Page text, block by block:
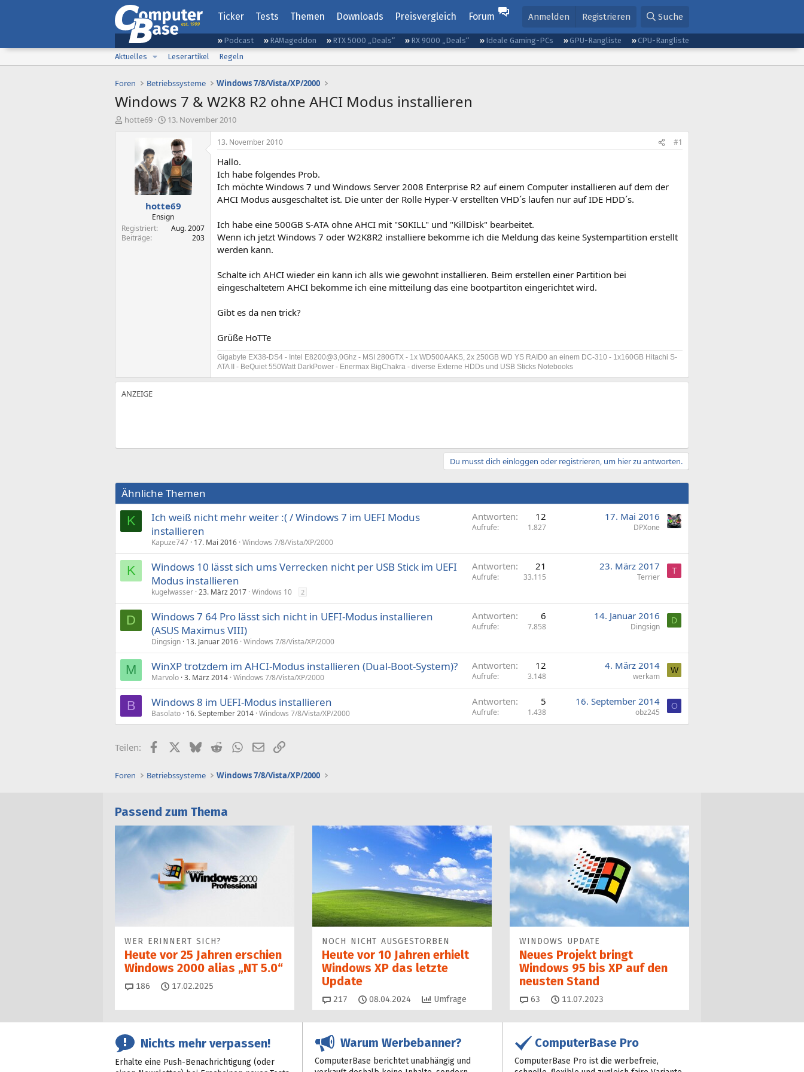
Ticker Tests Themen Downloads Preisvergleich Forum Anmelden Registrieren Suche
Podcast RAMageddon RTX 5000 „Deals“ RX 9000 „Deals“ Ideale Gaming-PCs GPU-Rangliste
CPU-Rangliste
Aktuelles
Leserartikel Regeln
Foren Betriebssysteme Windows 7/8/Vista/XP/2000
Windows 7 & W2K8 R2 ohne AHCI Modus installieren
E
hotte69
E
e
l
l
t
a
m
13. November 2010
hotte69
Ensign
Registriert
Aug. 2007
Beiträge
203
13. November 2010 #1
Hallo.
Ich habe folgendes Prob.
Ich möchte Windows 7 und Windows Server 2008 Enterprise R2 auf einem Computer installieren auf dem der
AHCI Modus ausgeschaltet ist. Die unter der Rolle Hyper-V erstellten VHD´s laufen nur auf IDE HDD´s.
Ich habe eine 500GB S-ATA ohne AHCI mit "S0KILL" und "KillDisk" bearbeitet.
Wenn ich jetzt Windows 7 oder W2K8R2 installiere bekomme ich die Meldung das keine Systempartition erstellt
werden kann.
Schalte ich AHCI wieder ein kann ich alls wie gewohnt installieren. Beim erstellen einer Partition bei
eingeschaltetem AHCI bekomme ich eine mitteilung das eine bootpartiton eingerichtet wird.
Gibt es da nen trick?
Grüße HoTTe
Gigabyte EX38-DS4 - Intel E8200@3,0Ghz - MSI 280GTX - 1x WD500AAKS, 2x 250GB WD YS RAID0 an einem DC-310 - 1x160GB Hitachi S-
ATA II - BeQuiet 550Watt DarkPower - Enermax BigChakra - diverse Externe HDDs und USB Sticks Notebooks
Du musst dich einloggen oder registrieren, um hier zu antworten.
Ähnliche Themen
K
Ich weiß nicht mehr weiter :( / Windows 7 im UEFI Modus
installieren
Kapuze747 17. Mai 2016 Windows 7/8/Vista/XP/2000
Antworten 12
Aufrufe 1.827
17. Mai 2016
DPXone
K
Windows 10 lässt sich ums Verrecken nicht per USB Stick im UEFI
Modus installieren
kugelwasser 23. März 2017 Windows 10 2
Antworten 21
Aufrufe 33.115
23. März 2017
Terrier
T
D
Windows 7 64 Pro lässt sich nicht in UEFI-Modus installieren
(ASUS Maximus VIII)
Dingsign 13. Januar 2016 Windows 7/8/Vista/XP/2000
Antworten 6
Aufrufe 7.858
14. Januar 2016
Dingsign
D
M WinXP trotzdem im AHCI-Modus installieren (Dual-Boot-System)?
Marvolo 3. März 2014 Windows 7/8/Vista/XP/2000
Antworten 12
Aufrufe 3.148
4. März 2014
werkam
W
B Windows 8 im UEFI-Modus installieren
Basolato 16. September 2014 Windows 7/8/Vista/XP/2000
Antworten 5
Aufrufe 1.438
16. September 2014
obz245
O
Teilen: FacebookX (Twitter)
BlueskyRedditWhatsApp
E-MailLink
Foren Betriebssysteme Windows 7/8/Vista/XP/2000
Passend zum Thema
WER ERINNERT SICH?
Heute vor 25 Jahren erschien
Windows 2000 alias „NT 5.0“
186 Kommentare
17.02.2025
NOCH NICHT AUSGESTORBEN
Heute vor 10 Jahren erhielt
Windows XP das letzte
Update
217 Kommentare
08.04.2024 Umfrage
WINDOWS UPDATE
Neues Projekt bringt
Windows 95 bis XP auf den
neusten Stand
63 Kommentare
11.07.2023
Nichts mehr verpassen!
Erhalte eine Push-Benachrichtigung (oder
Warum Werbebanner?
ComputerBase berichtet unabhängig und
ComputerBase Pro
ComputerBase Pro ist die werbefreie,